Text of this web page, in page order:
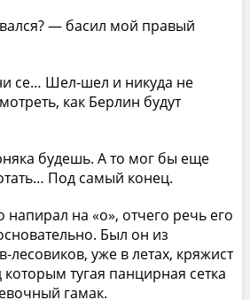
— басил мой правый
се… Шел-шел и никуда не
как Берлин будут
будешь. А то мог бы еще
Под самый конец.
напирал на «о», отчего речь его
Был он из
лесовиков, уже в летах, кряжист
тугая панцирная сетка
гамак.